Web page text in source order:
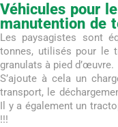
Véhicules pour
manutention de
Les paysagistes sont
tonnes, utilisés pour le
granulats à pied d’œuvre.
S’ajoute à cela un
transport, le
Il y a également un
!!!